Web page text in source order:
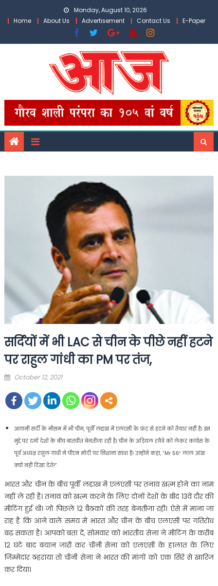
Monday, August 10, 2026
Home
About Us Advertisement Contact Us E-Paper
सर्दियों में भी LAC से चीन के पीछे नहीं हटने
पर राहुल गांधी का PM पर तंज,
Posted
October 12, 2021
आगामी सर्दी के मौसम में भी चीन, पूर्वी लद्दाख में एलएसी के फ्रंट से हटने को तैयार नहीं है। इस
मुद्दे पर दनों देशों के बीच बातचीत बेनतीजा रही है। चीन के अड़ियल रवैवे को लेकर कांग्रेस के
पूर्व अध्यक्ष राहुल गांधी ने पीएम मोदी पर निशाना साधा है। उन्होंने कहा, “Mr 56″ लाल आंख
क्यों नहीं दिखा देते?”
भारत और चीन के बीच पूर्वी लद्दाख में‌ एलएसी पर तनाव खत्म होने का नाम
नहीं ले रही है। तनाव को खत्म करने के लिए दोनों देशों के बीद 13वें दौर की
मीटिंग हुई थी। जो पिछले 12 बैठकों की तरह बेनतीजा रही। ऐसे में माना जा
राह है कि आने वाले समय में भारत और चीन के बीच एलएसी पर गतिरोध
बढ़ ‌सकता है। आपको बता दें, सोमवार को भारतीय सेना ने मीटिंग के करीब
12 घंटे बाद बयान जारी कर चीनी सेना को एलएसी के हालात के लिए
जिम्मेदार ठहराया तो चीनी सेना ने भारत की मांगों को एक सिरे से खारिज
कर दिया।